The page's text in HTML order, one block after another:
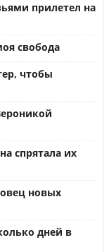
прилетел на
свобода
чтобы
спрятала их
новых
дней в